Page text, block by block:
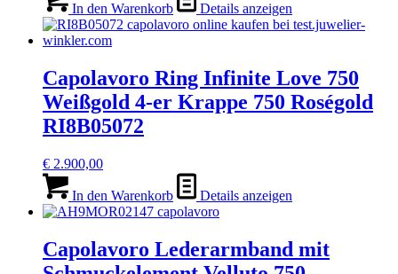
In den Warenkorb Details anzeigen
Capolavoro Ring Infinite Love 750
Weißgold 4-er Krappe 750 Roségold
RI8B05072
€ 2.900,00
In den Warenkorb Details anzeigen
Capolavoro Lederarmband mit